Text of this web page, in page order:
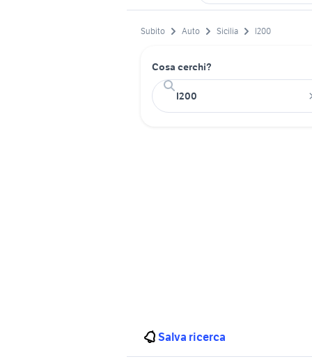
Subito Auto Sicilia l200
Cosa cerchi?
Salva ricerca